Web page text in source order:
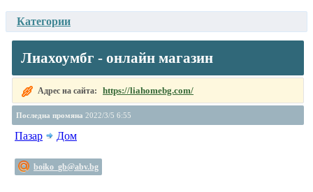
Категории
Лиахоумбг - онлайн магазин
Адрес на сайта: https://liahomebg.com/
Последна промяна 2022/3/5 6:55
Пазар Дом
boiko_gb@abv.bg